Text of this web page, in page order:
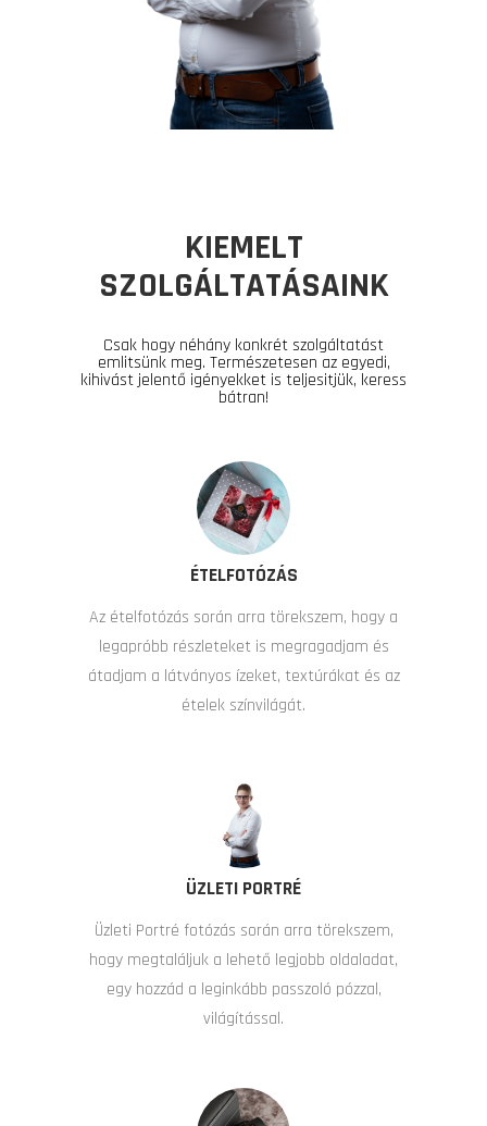
KIEMELT
SZOLGÁLTATÁSAINK
Csak hogy néhány konkrét szolgáltatást
emlitsünk meg. Természetesen az egyedi,
kihivást jelentő igényekket is teljesitjük, keress
bátran!
ÉTELFOTÓZÁS
Az ételfotózás során arra törekszem, hogy a
legapróbb részleteket is megragadjam és
átadjam a látványos ízeket, textúrákat és az
ételek színvilágát.
ÜZLETI PORTRÉ
Üzleti Portré fotózás során arra törekszem,
hogy megtaláljuk a lehető legjobb oldaladat,
egy hozzád a leginkább passzoló pózzal,
világítással.